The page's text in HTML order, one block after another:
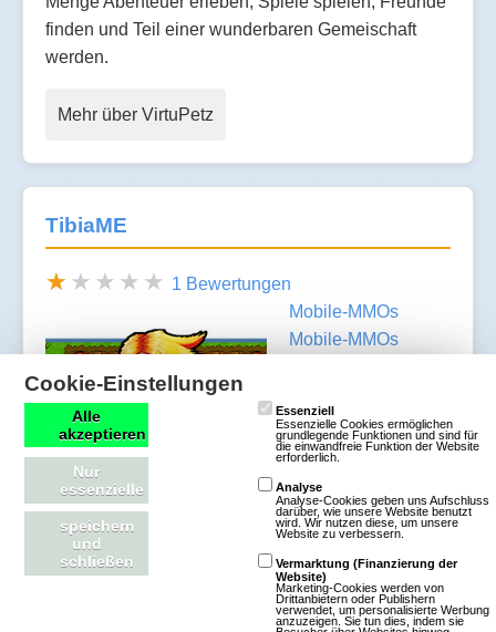
finden und Teil einer wunderbaren Gemeischaft
werden.
Mehr über VirtuPetz
TibiaME
1 Bewertungen
Mobile-MMOs
Mobile-MMOs
Free To Play
TibiaME ist das
erste Online-
Rollenspiel für
zusammen mit Hunderten von Spielern Abenteuer
in einer bunten, fantastischen, virtuellen Welt! Du
Cookie-Einstellungen
Alle
akzeptieren
Nur
essenzielle
speichern
und
schließen
Essenziell
Essenzielle Cookies ermöglichen
grundlegende Funktionen und sind für
die einwandfreie Funktion der Website
erforderlich.
Analyse
Analyse-Cookies geben uns Aufschluss
darüber, wie unsere Website benutzt
wird. Wir nutzen diese, um unsere
Website zu verbessern.
Vermarktung (Finanzierung der
Website)
Marketing-Cookies werden von
Drittanbietern oder Publishern
verwendet, um personalisierte Werbung
anzuzeigen. Sie tun dies, indem sie